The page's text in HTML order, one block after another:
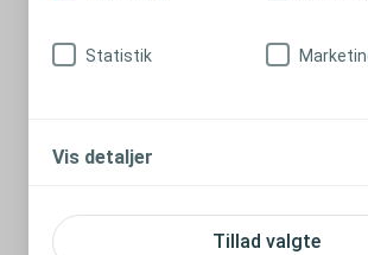
Tillad valgte
Statistik
Vis detaljer